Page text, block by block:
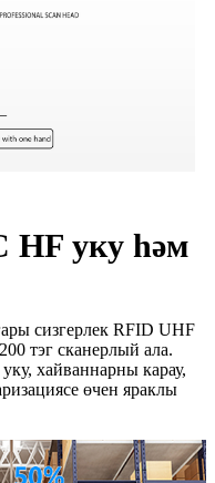
HF уку һәм
сизгерлек RFID UHF
тэг сканерлый ала.
хайваннарны карау,
өчен яраклы